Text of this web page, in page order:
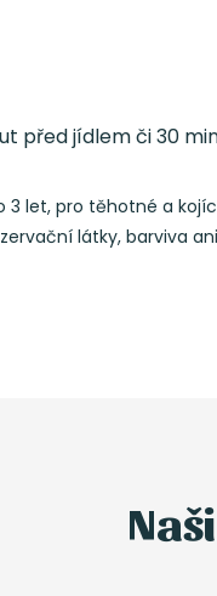
před jídlem či 30
3 let, pro těhotné a
látky, barviva